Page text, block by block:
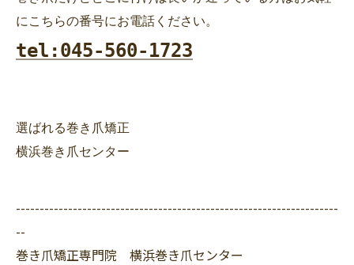
tel:045-560-1723
選ばれる巻き爪矯正
横浜巻き爪センター
--------------------------------------------------------------------
--
巻き爪矯正専門院 横浜巻き爪センター